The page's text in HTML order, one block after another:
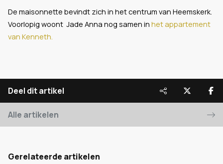
De maisonnette bevindt zich in het centrum van Heemskerk.
Voorlopig woont Jade Anna nog samen in het appartement
van Kenneth.
Deel dit artikel
Alle artikelen
Gerelateerde artikelen